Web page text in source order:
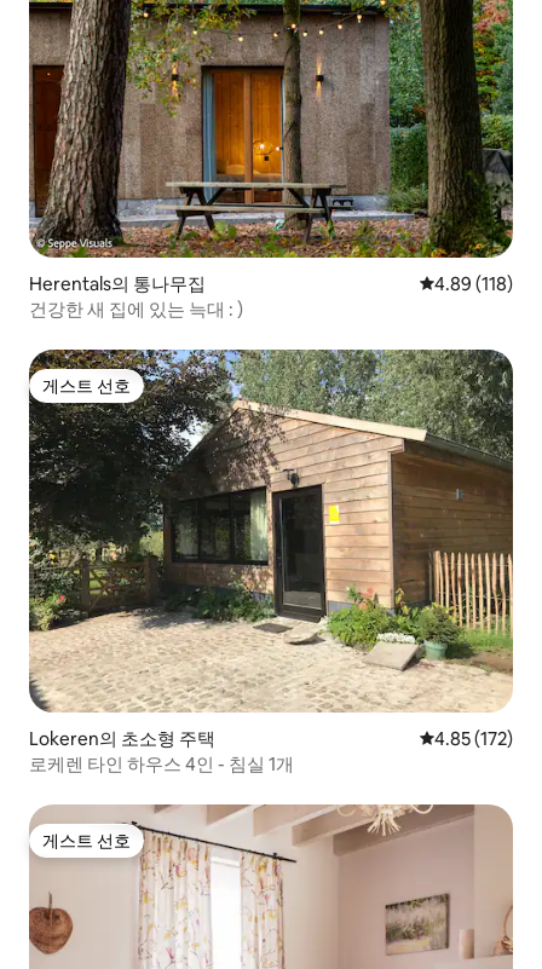
Herentals의 통나무집 평점 4.89점(5
4.89 (118)
건강한 새 집에 있는 늑대 : )
게스트 선호
게스트 선호
Lokeren의 초소형 주택 평점 4.85점(5
4.85 (172)
로케렌 타인 하우스 4인 - 침실 1개
게스트 선호
게스트 선호